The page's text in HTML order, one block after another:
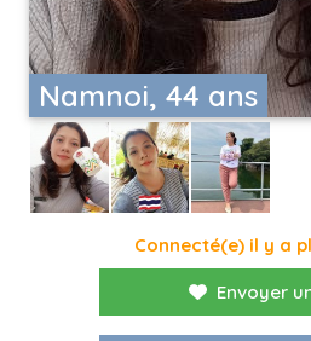
Namnoi, 44 ans
Connecté(e) il y a
Envoyer